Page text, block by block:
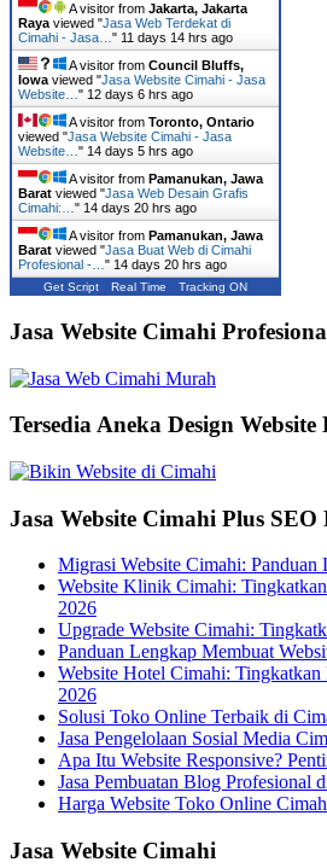
A visitor from Jakarta, Jakarta
Raya viewed "Jasa Web Terdekat di
Cimahi - Jasa… " 11 days 14 hrs ago
A visitor from Council Bluffs,
Iowa viewed "Jasa Website Cimahi - Jasa
Website… " 12 days 6 hrs ago
A visitor from Toronto, Ontario
viewed "Jasa Website Cimahi - Jasa
Website… " 14 days 5 hrs ago
A visitor from Pamanukan, Jawa
Barat viewed "Jasa Web Desain Grafis
Cimahi:… " 14 days 20 hrs ago
A visitor from Pamanukan, Jawa
Barat viewed "Jasa Buat Web di Cimahi
Profesional -… " 14 days 20 hrs ago
Get Script Real Time Tracking ON
Jasa Website Cimahi
Tersedia Aneka Design Website
Jasa Website Cimahi Plus
Migrasi Website Cimahi:
Website Klinik Cimahi:
2026
Upgrade Website Cimahi:
Panduan Lengkap Membuat
Website Hotel Cimahi:
2026
Solusi Toko Online Terbaik di
Jasa Pengelolaan Sosial Media
Apa Itu Website Responsive?
Jasa Pembuatan Blog Profesional
Harga Website Toko Online
Jasa Website Cimahi